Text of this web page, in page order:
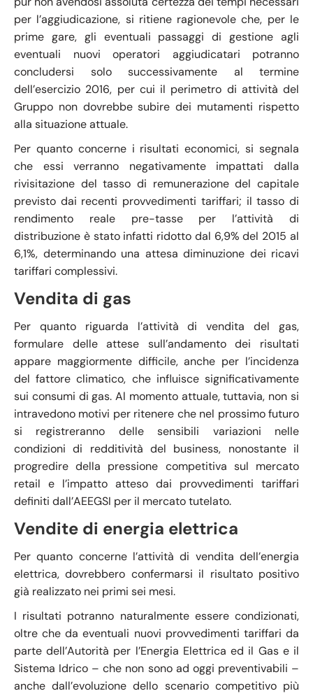
per l’aggiudicazione, si ritiene ragionevole che, per le
prime gare, gli eventuali passaggi di gestione agli
eventuali nuovi operatori aggiudicatari potranno
concludersi solo successivamente al termine
dell’esercizio 2016, per cui il perimetro di attività del
Gruppo non dovrebbe subire dei mutamenti rispetto
alla situazione attuale.
Per quanto concerne i risultati economici, si segnala
che essi verranno negativamente impattati dalla
rivisitazione del tasso di remunerazione del capitale
previsto dai recenti provvedimenti tariffari; il tasso di
rendimento reale pre-tasse per l’attività di
distribuzione è stato infatti ridotto dal 6,9% del 2015 al
6,1%, determinando una attesa diminuzione dei ricavi
tariffari complessivi.
Vendita di gas
Per quanto riguarda l’attività di vendita del gas,
formulare delle attese sull’andamento dei risultati
appare maggiormente difficile, anche per l’incidenza
del fattore climatico, che influisce significativamente
sui consumi di gas. Al momento attuale, tuttavia, non si
intravedono motivi per ritenere che nel prossimo futuro
si registreranno delle sensibili variazioni nelle
condizioni di redditività del business, nonostante il
progredire della pressione competitiva sul mercato
retail e l’impatto atteso dai provvedimenti tariffari
definiti dall’AEEGSI per il mercato tutelato.
Vendite di energia elettrica
Per quanto concerne l’attività di vendita dell’energia
elettrica, dovrebbero confermarsi il risultato positivo
già realizzato nei primi sei mesi.
I risultati potranno naturalmente essere condizionati,
oltre che da eventuali nuovi provvedimenti tariffari da
parte dell’Autorità per l’Energia Elettrica ed il Gas e il
Sistema Idrico – che non sono ad oggi preventivabili –
anche dall’evoluzione dello scenario competitivo più